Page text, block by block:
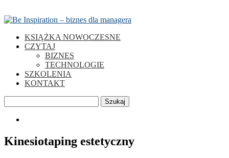
KSIĄŻKA NOWOCZESNE
CZYTAJ
BIZNES
TECHNOLOGIE
SZKOLENIA
KONTAKT
Szukaj
Kinesiotaping estetyczny